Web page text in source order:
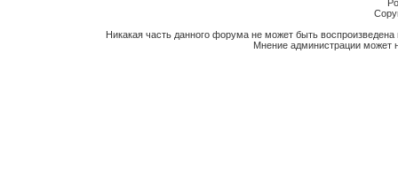
Никакая часть данного форума не может быть
Мнение администрации может